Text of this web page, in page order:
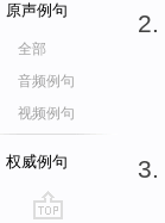
原声例句
全部
音频例句
视频例句
权威例句